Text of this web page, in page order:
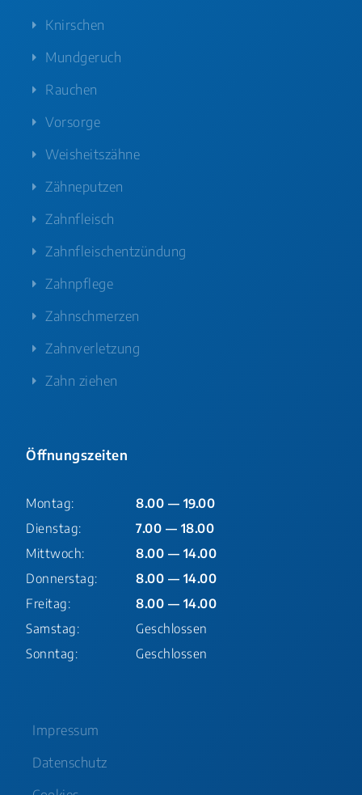
Knirschen
Mundgeruch
Rauchen
Vorsorge
Weisheitszähne
Zähneputzen
Zahnfleisch
Zahnfleischentzündung
Zahnpflege
Zahnschmerzen
Zahnverletzung
Zahn ziehen
Öffnungszeiten
Montag:
8.00 — 19.00
Dienstag:
7.00 — 18.00
Mittwoch:
8.00 — 14.00
Donnerstag:
8.00 — 14.00
Freitag:
8.00 — 14.00
Samstag:
Geschlossen
Sonntag:
Geschlossen
Impressum
Datenschutz